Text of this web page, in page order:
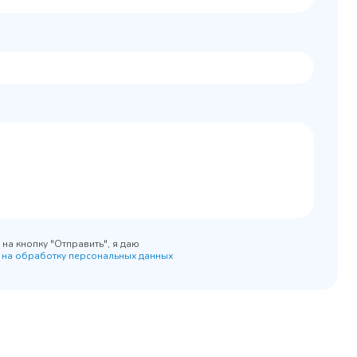
кнопку "Отправить", я даю
на обработку персональных данных